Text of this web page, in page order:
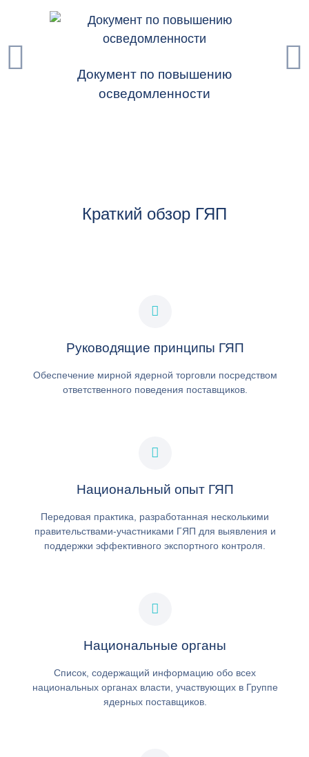
ИЗУЧИТЕ НАЦИОНАЛЬНУЮ ПРАКТИКУ,
РАЗРАБОТАННУЮ ПРАВИТЕЛЬСТВАМИ СТРАН-
Документ по повышению
осведомленности
Краткий обзор ГЯП
Руководящие принципы ГЯП
Обеспечение мирной ядерной торговли посредством
ответственного поведения поставщиков.
Национальный опыт ГЯП
Передовая практика, разработанная несколькими
правительствами-участниками ГЯП для выявления и
поддержки эффективного экспортного контроля.
Национальные органы
Список, содержащий информацию обо всех
национальных органах власти, участвующих в Группе
ядерных поставщиков.